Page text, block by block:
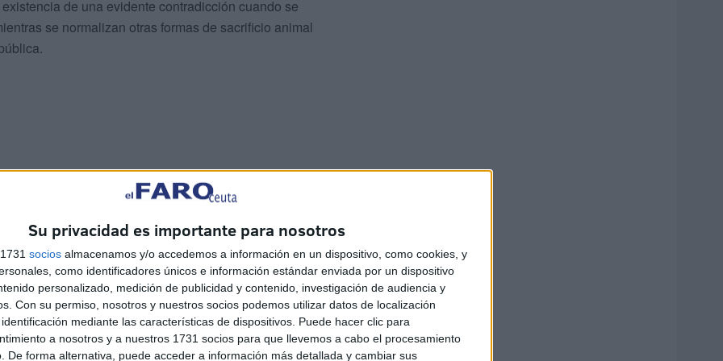
Su privacidad es importante para nosotros
socios almacenamos y/o accedemos a información en un dispositivo, como cookies, y
como identificadores únicos e información estándar enviada por un dispositivo
personalizado, medición de publicidad y contenido, investigación de audiencia y
Con su permiso, nosotros y nuestros socios podemos utilizar datos de localización
mediante las características de dispositivos. Puede hacer clic para
a nosotros y a nuestros 1731 socios para que llevemos a cabo el procesamiento
De forma alternativa, puede acceder a información más detallada y cambiar sus
de una evidente contradicción cuando se
se normalizan otras formas de sacrificio animal
se desarrolla bajo estrictos controles sanitarios y
Ciudad Autónoma no existen para fomentar el
que el sacrificio se realice dentro de unas
a la normativa vigente en materia de higiene,
cámaras frigoríficas, espacios habilitados
supervisión responde precisamente al objetivo de
el cumplimiento de la legislación.